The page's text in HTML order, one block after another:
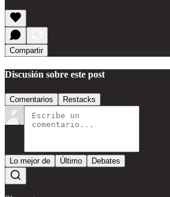
Compartir
Discusión sobre este post
Comentarios Restacks
Lo mejor de Último Debates